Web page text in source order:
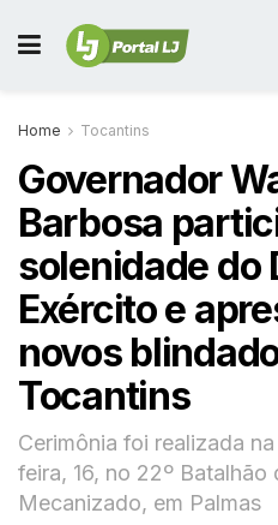
Home Tocantins
Governador
Barbosa
solenidade do
Exército e
novos
Tocantins
Cerimônia foi realizada
feira, 16, no 22º Batalhão
Mecanizado, em Palmas